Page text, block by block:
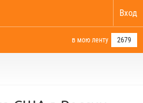
Вход
в мою ленту 2679